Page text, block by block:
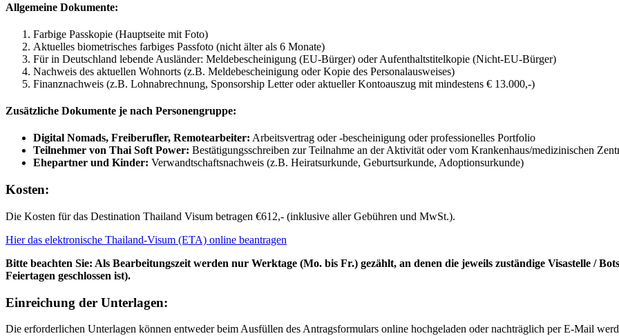
Allgemeine Dokumente:
Farbige Passkopie (Hauptseite mit Foto)
Aktuelles biometrisches farbiges Passfoto (nicht älter als 6 Monate)
Für in Deutschland lebende Ausländer: Meldebescheinigung (EU-Bürger) oder Aufenthaltstitelkopie (Nicht-EU-Bürger)
Nachweis des aktuellen Wohnorts (z.B. Meldebescheinigung oder Kopie des Personalausweises)
Finanznachweis (z.B. Lohnabrechnung, Sponsorship Letter oder aktueller Kontoauszug mit mindestens € 13.000,-)
Zusätzliche Dokumente je nach Personengruppe:
Digital Nomads, Freiberufler, Remotearbeiter: Arbeitsvertrag oder -bescheinigung oder professionelles Portfolio
Teilnehmer von Thai Soft Power: Bestätigungsschreiben zur Teilnahme an der Aktivität oder vom Krankenhaus/medizinischen
Ehepartner und Kinder: Verwandtschaftsnachweis (z.B. Heiratsurkunde, Geburtsurkunde, Adoptionsurkunde)
Kosten:
Die Kosten für das Destination Thailand Visum betragen €612,- (inklusive aller Gebühren und MwSt.).
Hier das elektronische Thailand-Visum (ETA) online beantragen
Bitte beachten Sie: Als Bearbeitungszeit werden nur Werktage (Mo. bis Fr.) gezählt, an denen die jeweils zuständige Visastelle /
Feiertagen geschlossen ist).
Einreichung der Unterlagen:
Die erforderlichen Unterlagen können entweder beim Ausfüllen des Antragsformulars online hochgeladen oder nachträglich per E-Mail